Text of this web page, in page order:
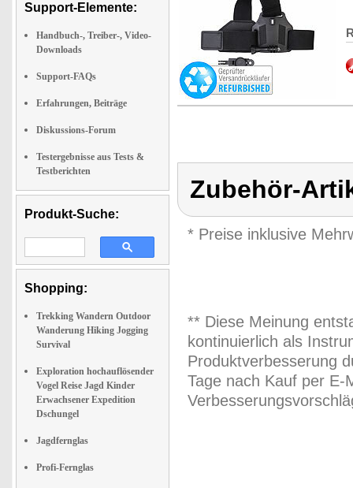
Support-Elemente:
Handbuch-, Treiber-, Video-
Downloads
Support-FAQs
Erfahrungen, Beiträge
Diskussions-Forum
Testergebnisse aus Tests &
Testberichten
Produkt-Suche:
Shopping:
Trekking Wandern Outdoor
Wanderung Hiking Jogging
Survival
Exploration hochauflösender
Vogel Reise Jagd Kinder
Erwachsener Expedition
Dschungel
Jagdfernglas
Profi-Fernglas
Zubehör-
* Preise inklusive
** Diese Meinung
kontinuierlich als
Produktverbesserung
Tage nach Kauf per E-